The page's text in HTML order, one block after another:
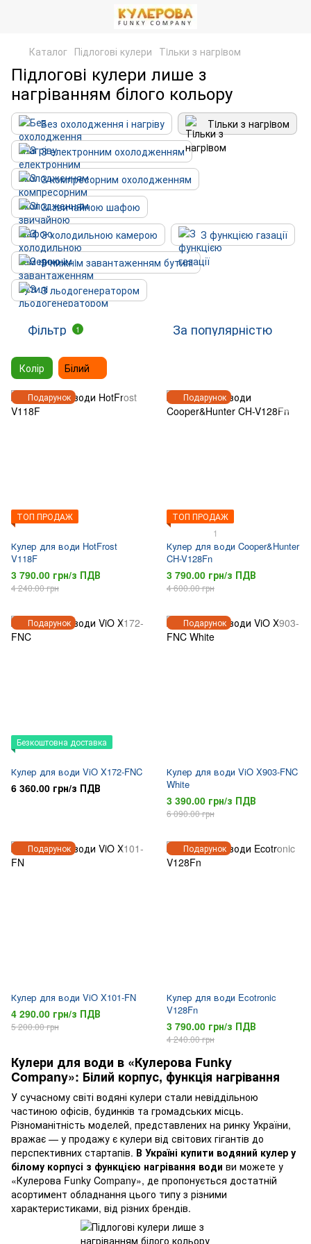
Каталог Підлогові кулери Тiльки з нагрiвом
Підлогові кулери лише з
нагріванням білого кольору
Без охолодження і нагріву
Тiльки з нагрiвом
З електронним охолодженням
З компресорним охолодженням
Зi звичайною шафою
З холодильною камерою
З функцією газації
З нижнiм завантаженням бутилi
З льодогенератором
Фільтр 1 За популярністю
Колір Білий
Подарунок
ТОП ПРОДАЖ
Кулер для води HotFrost
V118F
3 790.00 грн/з ПДВ
4 240.00 грн
Подарунок
ТОП ПРОДАЖ
1
Кулер для води Cooper&Hunter
CH-V128Fn
3 790.00 грн/з ПДВ
4 600.00 грн
Подарунок
Безкоштовна доставка
Кулер для води ViO X172-FNC
6 360.00 грн/з ПДВ
Подарунок
Кулер для води ViO X903-FNC
White
3 390.00 грн/з ПДВ
6 090.00 грн
Подарунок
Кулер для води ViO X101-FN
4 290.00 грн/з ПДВ
5 200.00 грн
Подарунок
Кулер для води Ecotronic
V128Fn
3 790.00 грн/з ПДВ
4 240.00 грн
Кулери для води в «Кулерова Funky
Company»: Білий корпус, функція нагрівання
У сучасному світі водяні кулери стали невіддільною
частиною офісів, будинків та громадських місць.
Різноманітність моделей, представлених на ринку України,
вражає — у продажу є кулери від світових гігантів до
перспективних стартапів. В Україні купити водяний кулер у
білому корпусі з функцією нагрівання води ви можете у
«Кулерова Funky Company», де пропонується достатній
асортимент обладнання цього типу з різними
характеристиками, від різних брендів.